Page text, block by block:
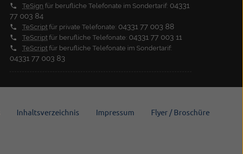
TeSign für berufliche Telefonate im Sondertarif: 04331
77 003 84
TeScript für private Telefonate: 04331 77 003 88
TeScript für berufliche Telefonate: 04331 77 003 11
TeScript für berufliche Telefonate im Sondertarif:
04331 77 003 83
Inhaltsverzeichnis Impressum Flyer / Broschüre